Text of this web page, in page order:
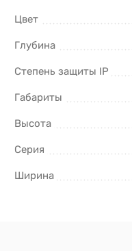
Цвет
Глубина
Степень защиты IP
Габариты
Высота
Серия
Ширина